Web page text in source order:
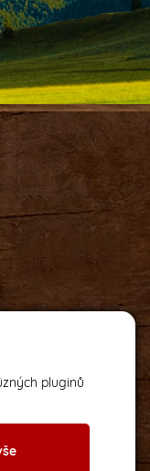
pluginů